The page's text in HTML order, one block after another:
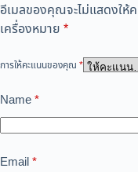
อีเมลของคุณจะไม่แสดงให้
เครื่องหมาย *
การให้คะแนนของคุณ *
Name*
Email*